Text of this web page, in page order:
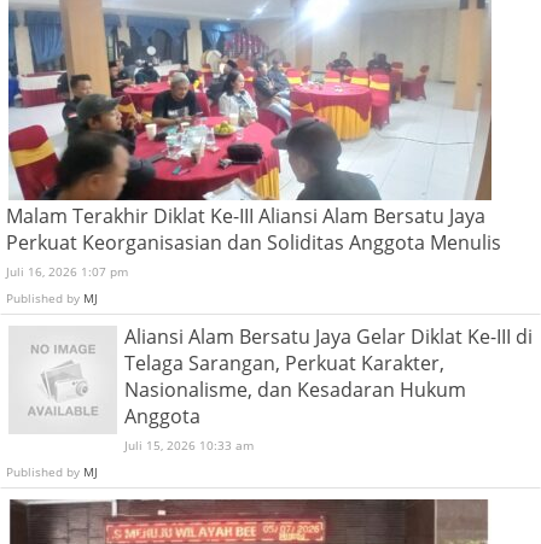
Malam Terakhir Diklat Ke-III Aliansi Alam Bersatu Jaya
Perkuat Keorganisasian dan Soliditas Anggota Menulis
Juli 16, 2026 1:07 pm
Published by MJ
Aliansi Alam Bersatu Jaya Gelar Diklat Ke-III di
Telaga Sarangan, Perkuat Karakter,
Nasionalisme, dan Kesadaran Hukum
Anggota
Juli 15, 2026 10:33 am
Published by MJ